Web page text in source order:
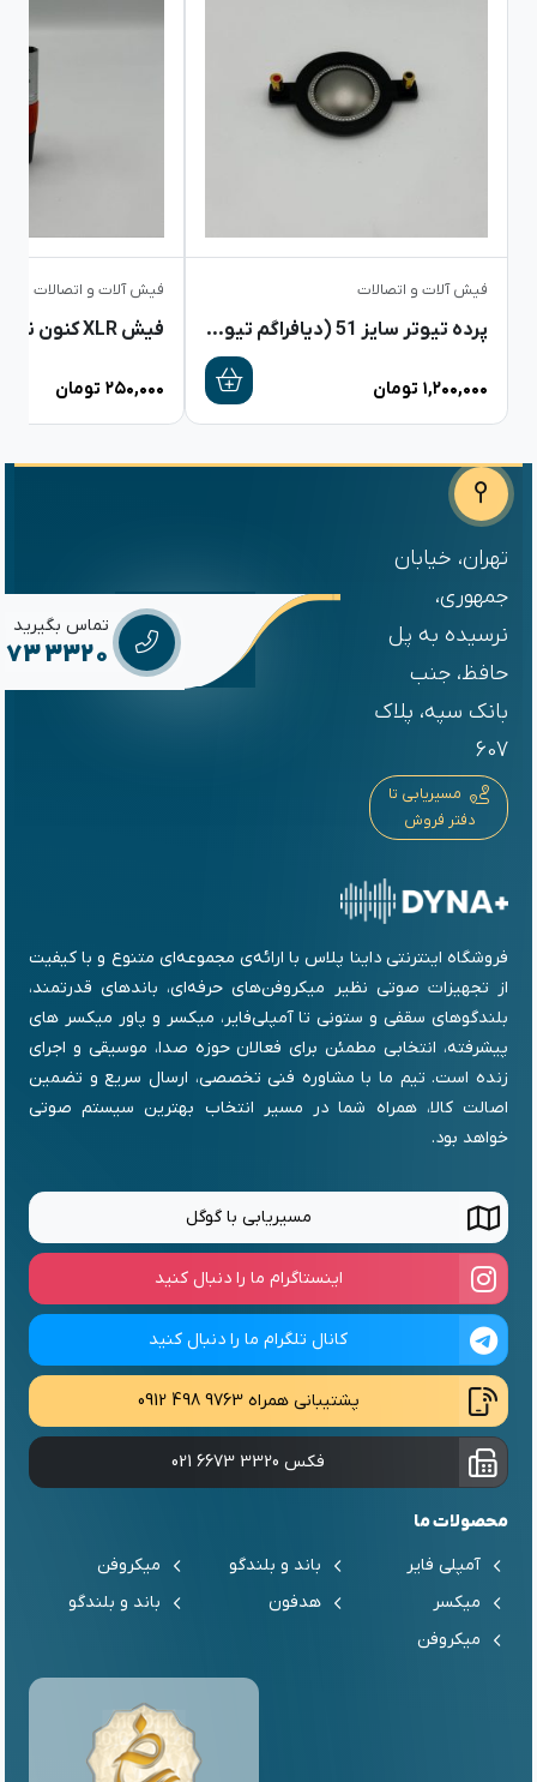
فیش آلات و اتصالات
پرده تیوتر سایز 51 (دیافراگم تیوتر)
۱,۲۰۰,۰۰۰ تومان
فیش آلات و اتصالات
فیش XLR کنون نر PV-501-S
۲۵۰,۰۰۰ تومان
تهران، خیابان
جمهوری،
نرسیده به پل
حافظ، جنب
بانک سپه، پلاک
607
مسیریابی تا
دفتر فروش
تماس بگیرید
3320
فروشگاه اینترنتی داینا پلاس با ارائه‌ی مجموعه‌ای متنوع و با کیفیت
از تجهیزات صوتی نظیر میکروفن‌های حرفه‌ای، باندهای قدرتمند،
بلندگوهای سقفی و ستونی تا آمپلی‌فایر، میکسر و پاور میکسر های
پیشرفته، انتخابی مطمئن برای فعالان حوزه صدا، موسیقی و اجرای
زنده است. تیم ما با مشاوره فنی تخصصی، ارسال سریع و تضمین
اصالت کالا، همراه شما در مسیر انتخاب بهترین سیستم صوتی
خواهد بود.
مسیریابی با گوگل
اینستاگرام ما را دنبال کنید
کانال تلگرام ما را دنبال کنید
پشتیبانی همراه0912 498 9763
فکس 021 6673 3320
محصولات ما
آمپلی فایر
باند و بلندگو
میکروفن
میکسر
هدفون
باند و بلندگو
میکروفن